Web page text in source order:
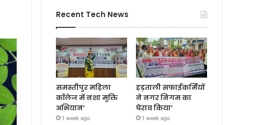
Recent Tech News
समस्तीपुर महिला
कॉलेज में नशा मुक्ति
अभियान’
1 week ago
हड़ताली सफाईकर्मियों
ने नगर निगम का
घेराव किया’
1 week ago